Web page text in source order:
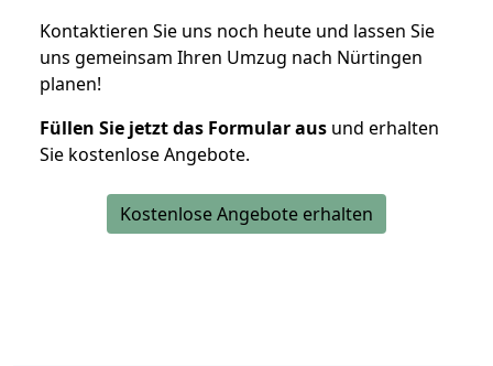
Kontaktieren Sie uns noch heute und lassen Sie
uns gemeinsam Ihren Umzug nach Nürtingen
planen!
Füllen Sie jetzt das Formular aus und erhalten
Sie kostenlose Angebote.
Kostenlose Angebote erhalten